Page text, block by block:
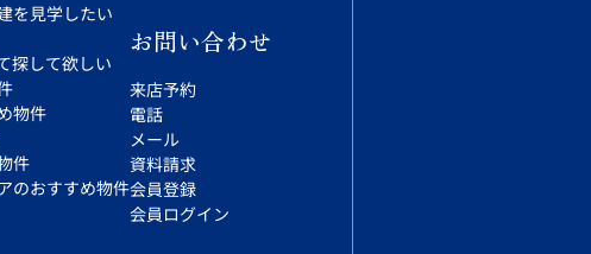
を見学したい
探して欲しい
物件
件
のおすすめ物件
お問い合わせ
来店予約
電話
メール
資料請求
会員登録
会員ログイン